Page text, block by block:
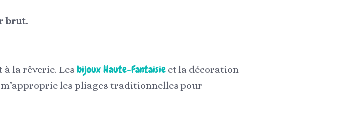
brut.
la rêverie. Les bijoux Haute-Fantaisie et la décoration
les pliages traditionnelles pour